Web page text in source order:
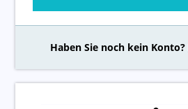
Haben Sie noch kein Konto?